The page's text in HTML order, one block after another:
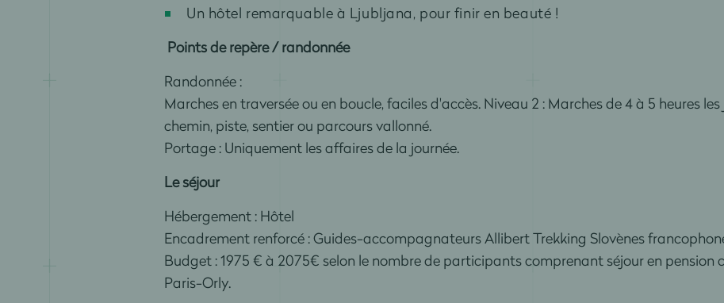
Un hôtel remarquable à Ljubljana, pour finir en beauté !
Points de repère / randonnée
Randonnée :
Marches en traversée ou en boucle, faciles d'accès. Niveau 2 : Marches de 4 à 5 heures
chemin, piste, sentier ou parcours vallonné.
Portage : Uniquement les affaires de la journée.
Le séjour
Hébergement : Hôtel
Encadrement renforcé : Guides-accompagnateurs Allibert Trekking Slovènes
Budget : 1975 € à 2075€ selon le nombre de participants comprenant séjour en pension
Paris-Orly.